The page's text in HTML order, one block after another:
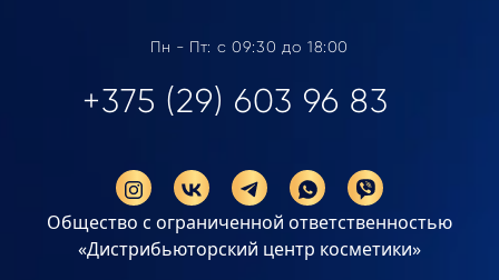
Пн - Пт: с 09:30 до 18:00
+375 (29) 603 96 83
Общество с ограниченной ответственностью
«Дистрибьюторский центр косметики»